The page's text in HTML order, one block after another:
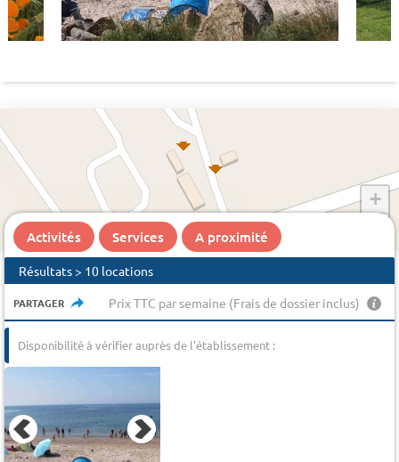
+
Activités Services A proximité
Résultats > 10 locations
PARTAGER Prix TTC par semaine (Frais de dossier inclus)
Disponibilité à vérifier auprès de l'établissement :